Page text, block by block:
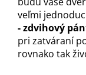
veľmi
- zdvihový
pri zatváraní
rovnako tak